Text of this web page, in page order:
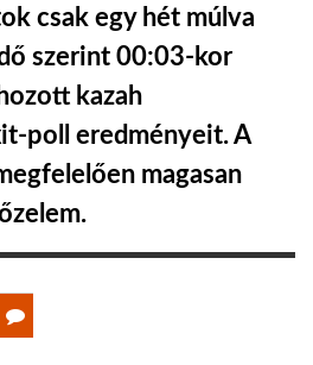
csak egy hét múlva
szerint 00:03-kor
kazah
poll eredményeit. A
magasan